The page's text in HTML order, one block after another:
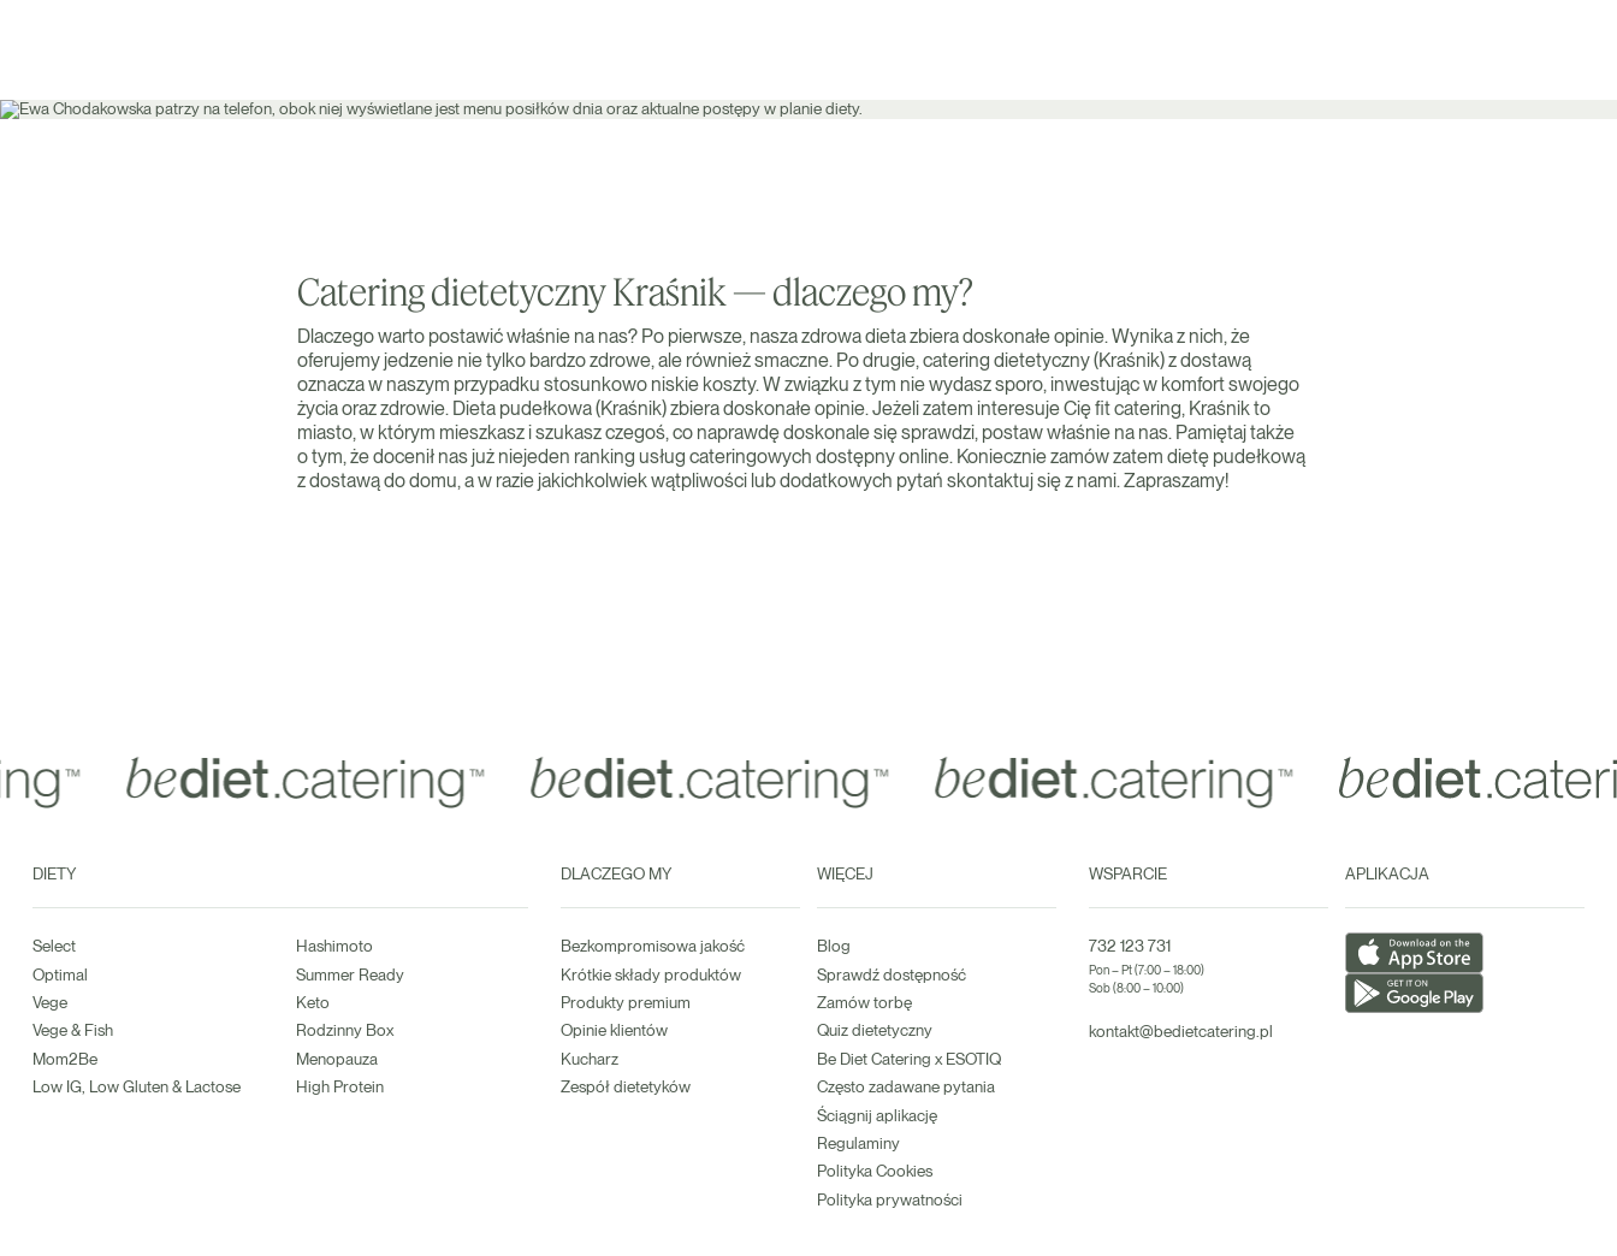
Catering dietetyczny Kraśnik — dlaczego my?
Dlaczego warto postawić właśnie na nas? Po pierwsze, nasza zdrowa dieta zbiera doskonałe opinie. Wynika z nich, że
oferujemy jedzenie nie tylko bardzo zdrowe, ale również smaczne. Po drugie, catering dietetyczny (Kraśnik) z dostawą
oznacza w naszym przypadku stosunkowo niskie koszty. W związku z tym nie wydasz sporo, inwestując w komfort swojego
życia oraz zdrowie. Dieta pudełkowa (Kraśnik) zbiera doskonałe opinie. Jeżeli zatem interesuje Cię fit catering, Kraśnik to
miasto, w którym mieszkasz i szukasz czegoś, co naprawdę doskonale się sprawdzi, postaw właśnie na nas. Pamiętaj także
o tym, że docenił nas już niejeden ranking usług cateringowych dostępny online. Koniecznie zamów zatem dietę pudełkową
z dostawą do domu, a w razie jakichkolwiek wątpliwości lub dodatkowych pytań skontaktuj się z nami. Zapraszamy!
DIETY
Select
Optimal
Vege
Vege & Fish
Mom2Be
Low IG, Low Gluten & Lactose
Hashimoto
Summer Ready
Keto
Rodzinny Box
Menopauza
High Protein
DLACZEGO MY
Bezkompromisowa jakość
Krótkie składy produktów
Produkty premium
Opinie klientów
Kucharz
Zespół dietetyków
WIĘCEJ
Blog
Sprawdź dostępność
Zamów torbę
Quiz dietetyczny
Be Diet Catering x ESOTIQ
Często zadawane pytania
Ściągnij aplikację
Regulaminy
Polityka Cookies
Polityka prywatności
WSPARCIE
732 123 731
Pon – Pt (7:00 – 18:00)
Sob (8:00 – 10:00)
kontakt@bedietcatering.pl
APLIKACJA